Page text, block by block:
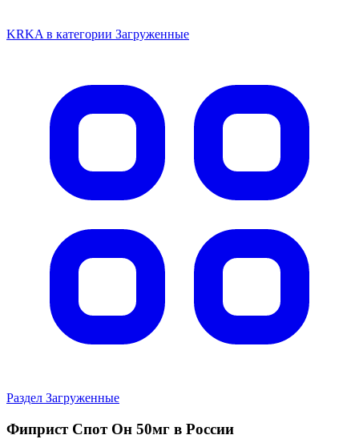
KRKA в категории Загруженные
Раздел Загруженные
Фиприст Спот Он 50мг в России